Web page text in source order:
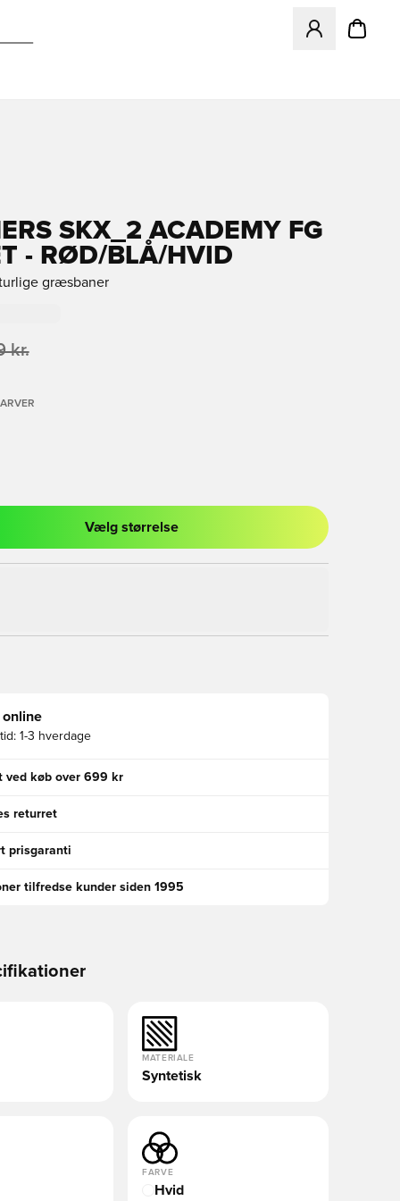
Åbner en
SKX_2 ACADEMY FG
- RØD/BLÅ/HVID
græsbaner
kr.
til at logge ind eller tilmelde dig som medlem
Vælg størrelse
online
1-3 hverdage
ved køb over 699 kr
returret
prisgaranti
tilfredse kunder siden 1995
MATERIALE
Syntetisk
FARVE
Hvid